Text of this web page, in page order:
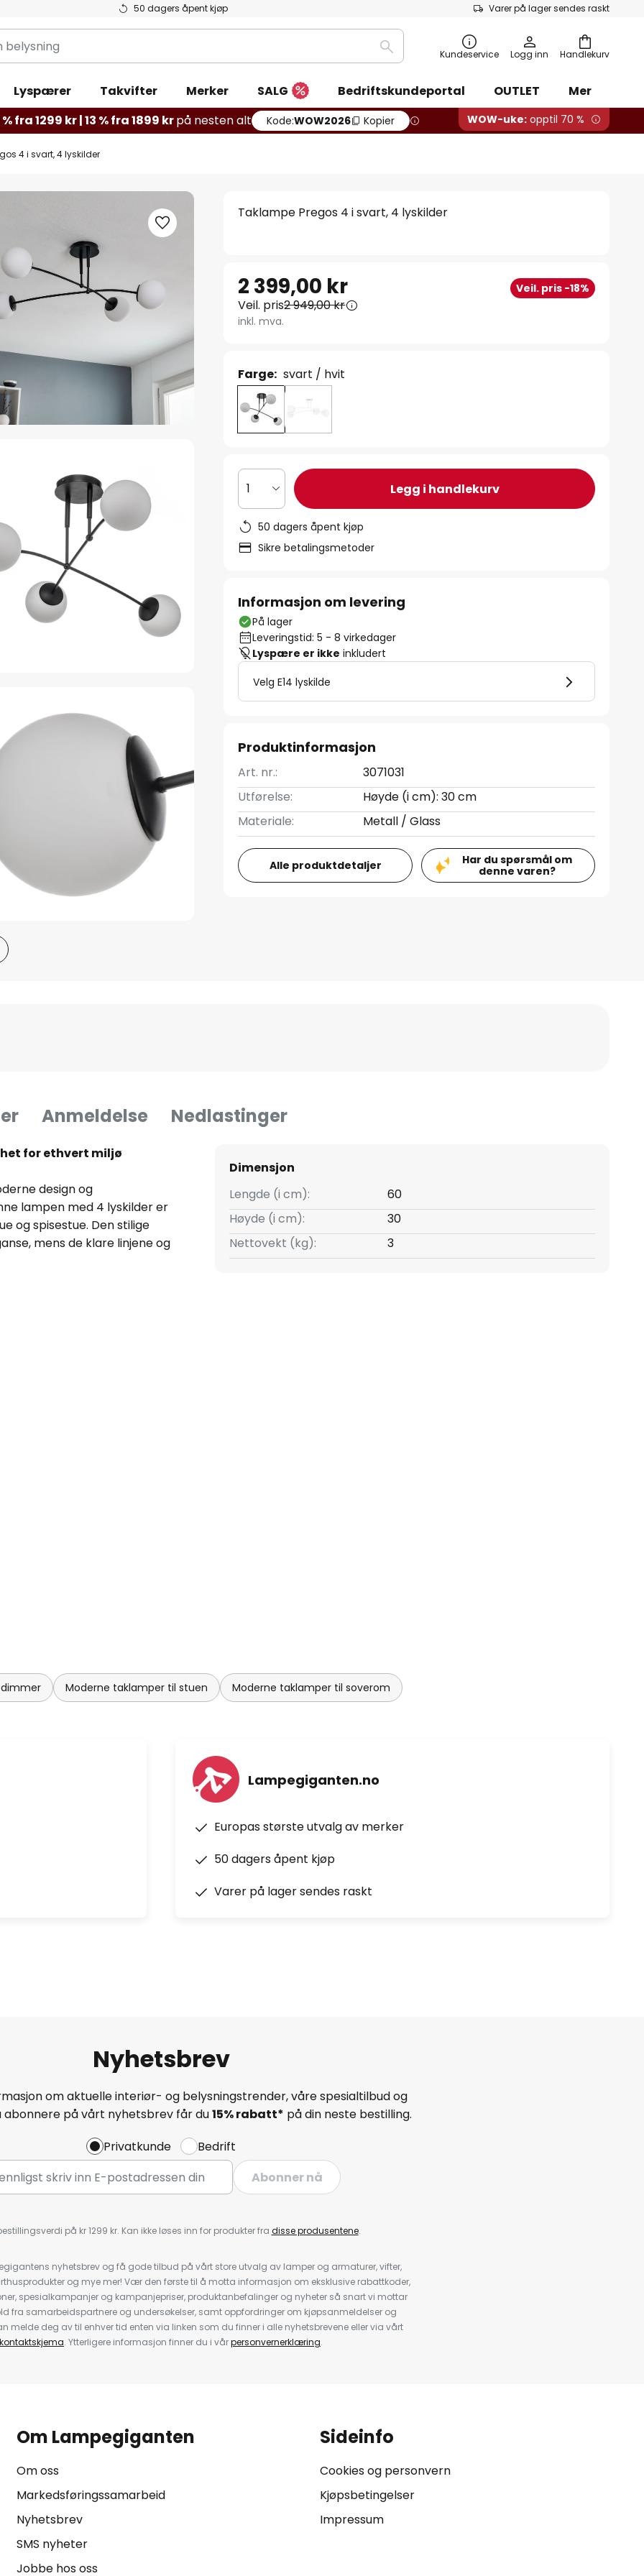
50 dagers åpent kjøp Varer på lager sendes raskt
Handlekurv
Søk Kundeservice Logg inn
Lyspærer Takvifter Merker SALG Bedriftskundeportal OUTLET
Mer
fra 1299 kr | 13 % fra 1899 krpå nesten alt Kode:WOW2026 Kopier WOW-uke: opptil 70 %
4 i svart, 4 lyskilder
Taklampe Pregos 4 i svart, 4 lyskilder
2 399,00 kr Veil. pris -18%
Veil. pris2 949,00 kr
inkl. mva.
Farge: svart / hvit
1 Legg i handlekurv
50 dagers åpent kjøp
Sikre betalingsmetoder
Informasjon om levering
På lager
Leveringstid: 5 - 8 virkedager
Lyspære er ikke inkludert
Velg E14 lyskilde
Produktinformasjon
Art. nr.:
3071031
Utførelse:
Høyde (i cm): 30 cm
Materiale:
Metall / Glass
Alle produktdetaljer
Har du spørsmål om
denne varen?
Anmeldelse Nedlastinger
for ethvert miljø
design og
lampen med 4 lyskilder er
og spisestue. Den stilige
mens de klare linjene og
dimbarhet via en ekstern
gjør det mulig å
ønskede atmosfæren.
taklampen Pregos 4
Dimensjon
Lengde (i cm):
60
Høyde (i cm):
30
Nettovekt (kg):
3
Moderne taklamper til stuen Moderne taklamper til soverom
Lampegiganten.no
Europas største utvalg av merker
50 dagers åpent kjøp
Varer på lager sendes raskt
Nyhetsbrev
om aktuelle interiør- og belysningstrender, våre spesialtilbud og
abonnere på vårt nyhetsbrev får du15% rabatt* på din neste bestilling.
Privatkunde
Bedrift
Abonner nå
på kr 1299 kr. Kan ikke løses inn for produkter fra disse produsentene.
nyhetsbrev og få gode tilbud på vårt store utvalg av lamper og armaturer, vifter,
og mye mer! Vær den første til å motta informasjon om eksklusive rabattkoder,
spesialkampanjer og kampanjepriser, produktanbefalinger og nyheter så snart vi mottar
fra samarbeidspartnere og undersøkelser, samt oppfordringer om kjøpsanmeldelser og
melde deg av til enhver tid enten via linken som du finner i alle nyhetsbrevene eller via vårt
kontaktskjema. Ytterligere informasjon finner du i vårpersonvernerklæring.
Om Lampegiganten
Om oss
Markedsføringssamarbeid
Nyhetsbrev
SMS nyheter
Jobbe hos oss
Sideinfo
Cookies og personvern
Kjøpsbetingelser
Impressum